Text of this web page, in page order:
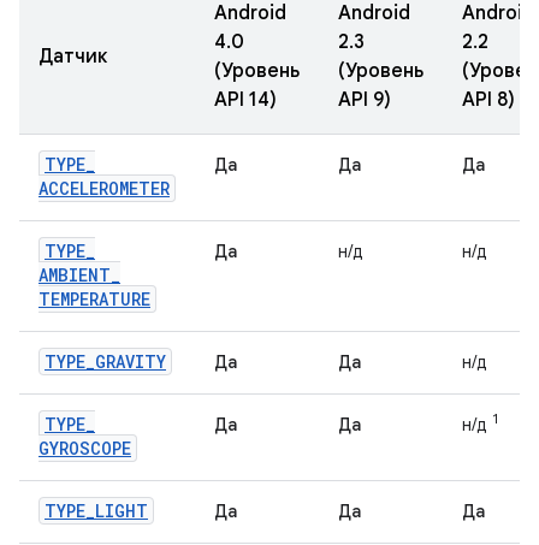
Датчик
Android
4.0
(Уровень
API 14)
Android
2.3
(Уровень
API 9)
Android
2.2
API 8)
TYPE_
ACCELEROMETER
Да Да Да
TYPE_
AMBIENT_
TEMPERATURE
Да н/д н/д
TYPE_GRAVITY Да Да н/д
TYPE_
GYROSCOPE
Да Да н/д 1
TYPE_LIGHT Да Да Да